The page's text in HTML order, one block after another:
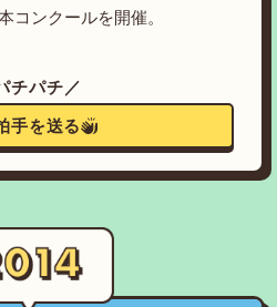
コンクールを開催。
チパチ／
手を送る